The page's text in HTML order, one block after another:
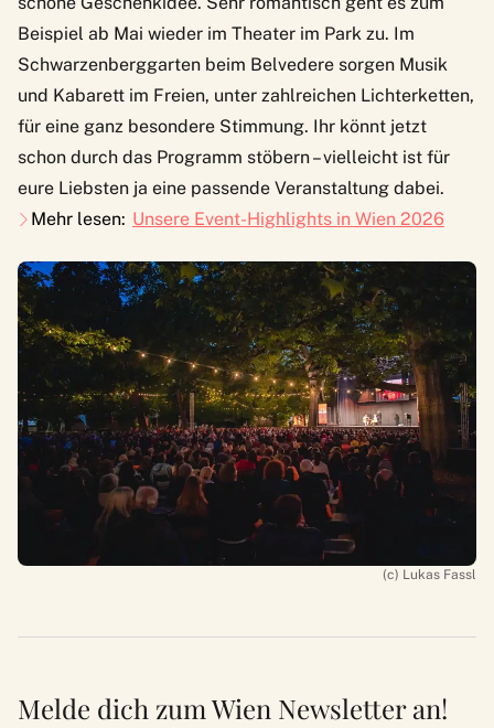
Beispiel ab Mai wieder im Theater im Park zu. Im
Schwarzenberggarten beim Belvedere sorgen Musik
und Kabarett im Freien, unter zahlreichen Lichterketten,
für eine ganz besondere Stimmung. Ihr könnt jetzt
schon durch das Programm stöbern – vielleicht ist für
eure Liebsten ja eine passende Veranstaltung dabei.
Mehr lesen: Unsere Event-Highlights in Wien 2026
(c) Lukas Fassl
Melde dich zum Wien Newsletter an!